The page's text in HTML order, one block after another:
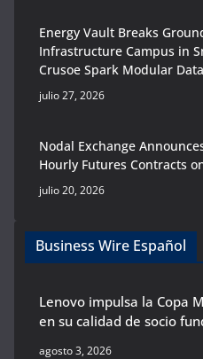
Energy Vault Breaks
Infrastructure Campus in
Crusoe Spark Modular
julio 27, 2026
Nodal Exchange
Hourly Futures Contracts
julio 20, 2026
Business Wire Español
Lenovo impulsa la Copa
en su calidad de socio
agosto 3, 2026